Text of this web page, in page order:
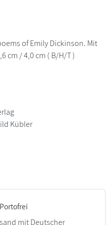
of Emily Dickinson. Mit
cm / 4,0 cm ( B/H/T )
Kübler
mit Deutscher